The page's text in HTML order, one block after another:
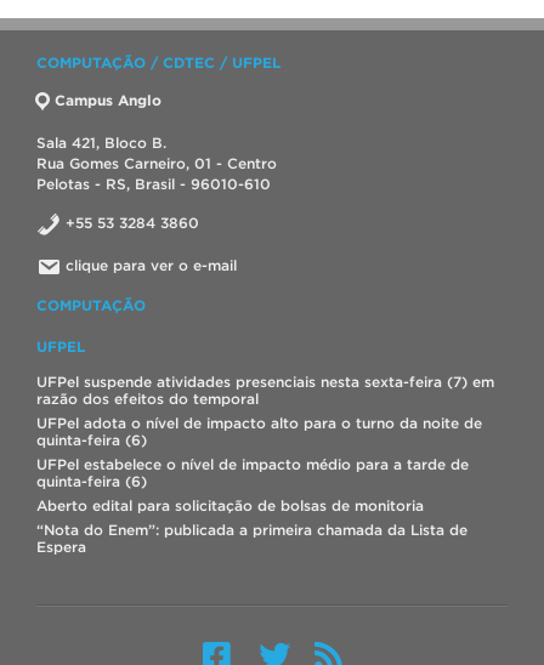
COMPUTAÇÃO / CDTEC / UFPEL
Campus Anglo
Sala 421, Bloco B.
Rua Gomes Carneiro, 01 - Centro
Pelotas - RS, Brasil - 96010-610
+55 53 3284 3860
clique para ver o e-mail
COMPUTAÇÃO
UFPEL
UFPel suspende atividades presenciais nesta sexta-feira (7) em
razão dos efeitos do temporal
UFPel adota o nível de impacto alto para o turno da noite de
quinta-feira (6)
UFPel estabelece o nível de impacto médio para a tarde de
quinta-feira (6)
Aberto edital para solicitação de bolsas de monitoria
“Nota do Enem”: publicada a primeira chamada da Lista de
Espera